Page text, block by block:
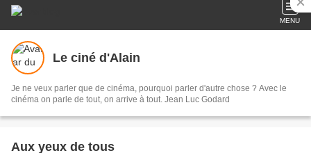
MENU
Le ciné d'Alain
Je ne veux parler que de cinéma, pourquoi parler d'autre chose ? Avec le
cinéma on parle de tout, on arrive à tout. Jean Luc Godard
Aux yeux de tous